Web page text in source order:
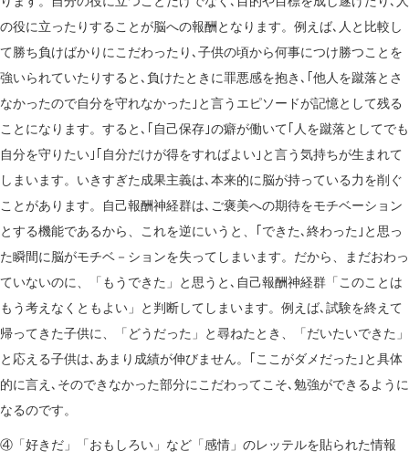
の役に立ったりすることが脳への報酬となります。例えば､人と比較し
て勝ち負けばかりにこだわったり､子供の頃から何事につけ勝つことを
強いられていたりすると､負けたときに罪悪感を抱き､｢他人を蹴落とさ
なかったので自分を守れなかった｣と言うエピソードが記憶として残る
ことになります。すると､｢自己保存｣の癖が働いて｢人を蹴落としてでも
自分を守りたい｣｢自分だけが得をすればよい｣と言う気持ちが生まれて
しまいます。いきすぎた成果主義は､本来的に脳が持っている力を削ぐ
ことがあります。自己報酬神経群は､ご褒美への期待をモチベーション
とする機能であるから、これを逆にいうと、｢できた､終わった｣と思っ
た瞬間に脳がモチベ－ションを失ってしまいます。だから、まだおわっ
ていないのに、「もうできた」と思うと､自己報酬神経群「このことは
もう考えなくともよい」と判断してしまいます。例えば､試験を終えて
帰ってきた子供に、「どうだった」と尋ねたとき、「だいたいできた」
と応える子供は､あまり成績が伸びません。｢ここがダメだった｣と具体
的に言え､そのできなかった部分にこだわってこそ､勉強ができるように
なるのです。
④「好きだ」「おもしろい」など「感情」のレッテルを貼られた情報